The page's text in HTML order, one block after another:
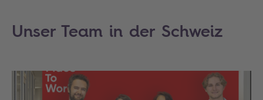
Unser Team in der Schweiz